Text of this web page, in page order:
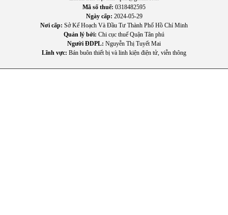
Mã số thuế: 0318482595
Ngày cấp: 2024-05-29
Nơi cấp: Sở Kế Hoạch Và Đầu Tư Thành Phố Hồ Chí Minh
Quản lý bởi: Chi cục thuế Quận Tân phú
Người ĐDPL: Nguyễn Thị Tuyết Mai
Lĩnh vực: Bán buôn thiết bị và linh kiện điện tử, viễn thông